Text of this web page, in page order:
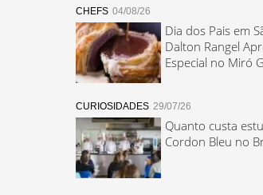
CHEFS 04/08/26
Dia dos Pais em
Dalton Rangel
Especial no Miró
CURIOSIDADES 29/07/26
Quanto custa
Cordon Bleu no